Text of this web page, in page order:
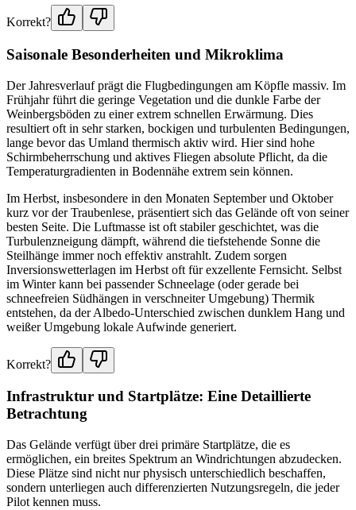
Korrekt?
Saisonale Besonderheiten und Mikroklima
Der Jahresverlauf prägt die Flugbedingungen am Köpfle massiv. Im
Frühjahr führt die geringe Vegetation und die dunkle Farbe der
Weinbergsböden zu einer extrem schnellen Erwärmung. Dies
resultiert oft in sehr starken, bockigen und turbulenten Bedingungen,
lange bevor das Umland thermisch aktiv wird. Hier sind hohe
Schirmbeherrschung und aktives Fliegen absolute Pflicht, da die
Temperaturgradienten in Bodennähe extrem sein können.
Im Herbst, insbesondere in den Monaten September und Oktober
kurz vor der Traubenlese, präsentiert sich das Gelände oft von seiner
besten Seite. Die Luftmasse ist oft stabiler geschichtet, was die
Turbulenzneigung dämpft, während die tiefstehende Sonne die
Steilhänge immer noch effektiv anstrahlt. Zudem sorgen
Inversionswetterlagen im Herbst oft für exzellente Fernsicht. Selbst
im Winter kann bei passender Schneelage (oder gerade bei
schneefreien Südhängen in verschneiter Umgebung) Thermik
entstehen, da der Albedo-Unterschied zwischen dunklem Hang und
weißer Umgebung lokale Aufwinde generiert.
Korrekt?
Infrastruktur und Startplätze: Eine Detaillierte
Betrachtung
Das Gelände verfügt über drei primäre Startplätze, die es
ermöglichen, ein breites Spektrum an Windrichtungen abzudecken.
Diese Plätze sind nicht nur physisch unterschiedlich beschaffen,
sondern unterliegen auch differenzierten Nutzungsregeln, die jeder
Pilot kennen muss.